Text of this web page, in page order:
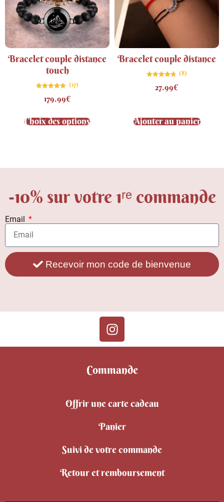
Bracelet couple distance
touch
4.82
sur 5
(17)
179.99€
Choix des options
Bracelet couple distance
4.75
sur 5
(8)
27.99€
Ajouter au panier
-10% sur votre 1ʳᵉ commande
Email
Recevoir mon code de bienvenue
Commande
Offrir une carte cadeau
Panier
Suivi de votre commande
Retour et remboursement